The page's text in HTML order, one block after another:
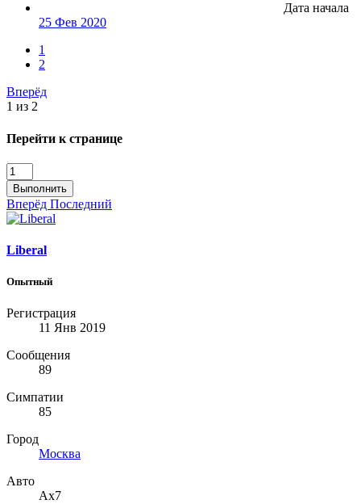
Дата начала
25 Фев 2020
1
2
Вперёд
1 из 2
Перейти к странице
Выполнить
Вперёд Последний
Liberal
Опытный
Регистрация
11 Янв 2019
Сообщения
89
Симпатии
85
Город
Москва
Авто
Ах7